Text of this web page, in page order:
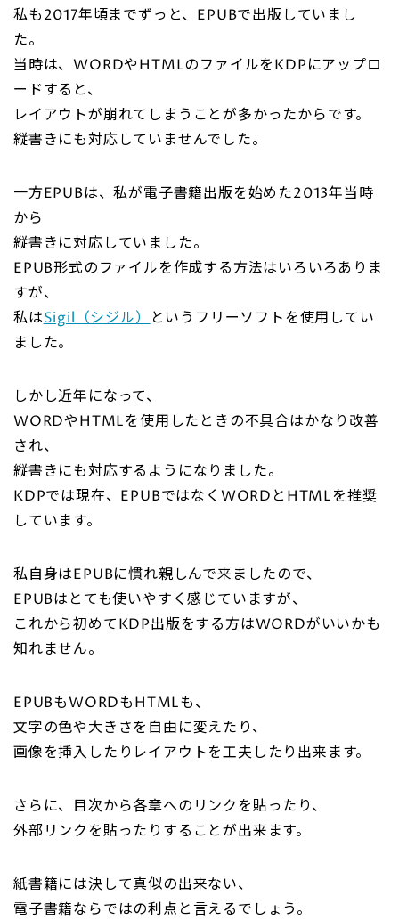
私も2017年頃までずっと、EPUBで出版していまし
た。
当時は、WORDやHTMLのファイルをKDPにアップロ
ードすると、
レイアウトが崩れてしまうことが多かったからです。
縦書きにも対応していませんでした。
一方EPUBは、私が電子書籍出版を始めた2013年当時
から
縦書きに対応していました。
EPUB形式のファイルを作成する方法はいろいろありま
すが、
私はSigil（シジル）
というフリーソフトを使用してい
ました。
しかし近年になって、
WORDやHTMLを使用したときの不具合はかなり改善
され、
縦書きにも対応するようになりました。
KDPでは現在、EPUBではなくWORDとHTMLを推奨
しています。
私自身はEPUBに慣れ親しんで来ましたので、
EPUBはとても使いやすく感じていますが、
これから初めてKDP出版をする方はWORDがいいかも
知れません。
EPUBもWORDもHTMLも、
文字の色や大きさを自由に変えたり、
画像を挿入したりレイアウトを工夫したり出来ます。
さらに、目次から各章へのリンクを貼ったり、
外部リンクを貼ったりすることが出来ます。
紙書籍には決して真似の出来ない、
電子書籍ならではの利点と言えるでしょう。